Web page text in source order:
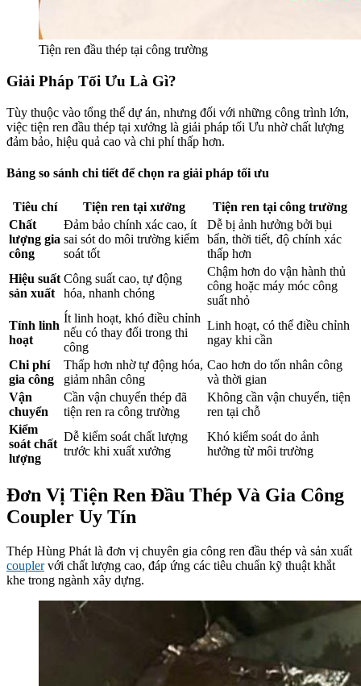
Tiện ren đầu thép tại công trường
Giải Pháp Tối Ưu Là Gì?
Tùy thuộc vào tổng thể dự án, nhưng đối với những công trình lớn,
việc tiện ren đầu thép tại xưởng là giải pháp tối Ưu nhờ chất lượng
đảm bảo, hiệu quả cao và chi phí thấp hơn.
Bảng so sánh chi tiết để chọn ra giải pháp tối ưu
Tiêu chí Tiện ren tại xưởng
Tiện ren tại công trường
Chất
lượng gia
công
Đảm bảo chính xác cao, ít
sai sót do môi trường kiểm
soát tốt
Dễ bị ảnh hưởng bởi bụi
bẩn, thời tiết, độ chính xác
thấp hơn
Hiệu suất
sản xuất
Công suất cao, tự động
hóa, nhanh chóng
Chậm hơn do vận hành thủ
công hoặc máy móc công
suất nhỏ
Tính linh
hoạt
Ít linh hoạt, khó điều chỉnh
nếu có thay đổi trong thi
công
Linh hoạt, có thể điều chỉnh
ngay khi cần
Chi phí
gia công
Thấp hơn nhờ tự động hóa,
giảm nhân công
Cao hơn do tốn nhân công
và thời gian
Vận
chuyển
Cần vận chuyển thép đã
tiện ren ra công trường
Không cần vận chuyển, tiện
ren tại chỗ
Kiểm
soát chất
lượng
Dễ kiểm soát chất lượng
trước khi xuất xưởng
Khó kiểm soát do ảnh
hưởng từ môi trường
Đơn Vị Tiện Ren Đầu Thép Và Gia Công
Coupler Uy Tín
Thép Hùng Phát là đơn vị chuyên gia công ren đầu thép và sản xuất
couplervới chất lượng cao, đáp ứng các tiêu chuẩn kỹ thuật khắt
khe trong ngành xây dựng.